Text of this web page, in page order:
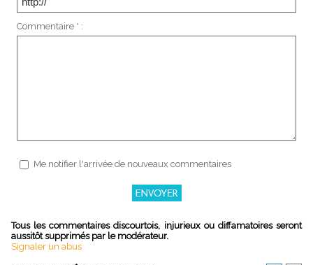
Commentaire * :
Me notifier l'arrivée de nouveaux commentaires
Tous les commentaires discourtois, injurieux ou diffamatoires seront
aussitôt supprimés par le modérateur.
Signaler un abus